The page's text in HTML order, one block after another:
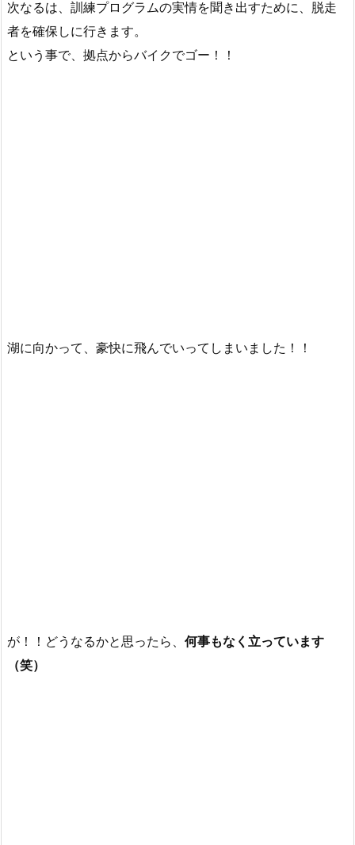
次なるは、訓練プログラムの実情を聞き出すために、脱走
者を確保しに行きます。
という事で、拠点からバイクでゴー！！
湖に向かって、豪快に飛んでいってしまいました！！
が！！どうなるかと思ったら、 何事もなく立っています
（笑）